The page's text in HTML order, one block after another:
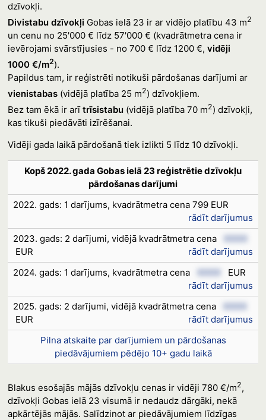
dzīvokļi.
Divistabu dzīvokļi Gobas ielā 23 ir ar vidējo platību 43 m2
un cenu no 25'000 € līdz 57'000 € (kvadrātmetra cena ir
ievērojami svārstījusies - no 700 € līdz 1200 €, vidēji
1000 €/m2).
Papildus tam, ir reģistrēti notikuši pārdošanas darījumi ar
vienistabas(vidējā platība 25 m2) dzīvokļiem.
Bez tam ēkā ir arītrīsistabu(vidējā platība 70 m2) dzīvokļi,
kas tikuši piedāvāti izīrēšanai.
Vidēji gada laikā pārdošanā tiek izlikti 5 līdz 10 dzīvokļi.
Kopš 2022. gada Gobas ielā 23 reģistrētie dzīvokļu
pārdošanas darījumi
2022. gads: 1 darījums, kvadrātmetra cena 799 EUR
rādīt darījumus
2023. gads: 2 darījumi, vidējā kvadrātmetra cena
XXXX
EUR
rādīt darījumus
2024. gads: 1 darījums, kvadrātmetra cena
XXXX
EUR
rādīt darījumus
2025. gads: 2 darījumi, vidējā kvadrātmetra cena
XXXX
EUR
rādīt darījumus
Pilna atskaite par darījumiem un pārdošanas
piedāvājumiem pēdējo 10+ gadu laikā
Blakus esošajās mājās dzīvokļu cenas ir vidēji 780 €/m2,
dzīvokļi Gobas ielā 23 visumā ir nedaudz dārgāki, nekā
apkārtējās mājās. Salīdzinot ar piedāvājumiem līdzīgas